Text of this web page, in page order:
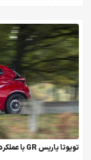
تویوتا یاریس GR با عملکرد بالا و هیجان‌انگیز برای...